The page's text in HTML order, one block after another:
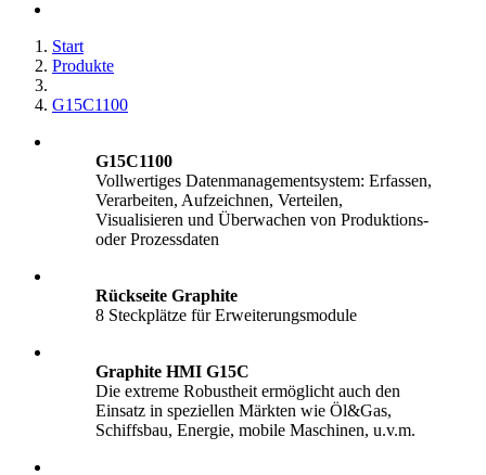
Start
Produkte
G15C1100
G15C1100
Vollwertiges Datenmanagementsystem: Erfassen,
Verarbeiten, Aufzeichnen, Verteilen,
Visualisieren und Überwachen von Produktions-
oder Prozessdaten
Rückseite Graphite
8 Steckplätze für Erweiterungsmodule
Graphite HMI G15C
Die extreme Robustheit ermöglicht auch den
Einsatz in speziellen Märkten wie Öl&Gas,
Schiffsbau, Energie, mobile Maschinen, u.v.m.